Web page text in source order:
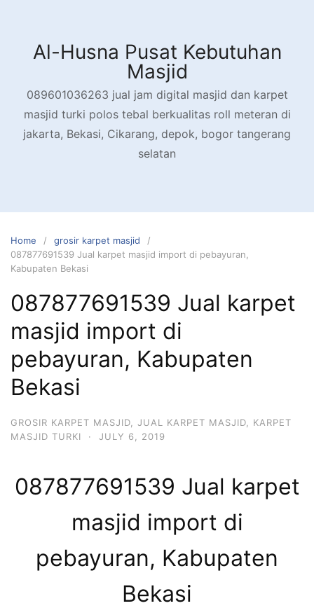
contentAl-Husna Pusat Kebutuhan
Masjid
089601036263 jual jam digital masjid dan karpet
masjid turki polos tebal berkualitas roll meteran di
jakarta, Bekasi, Cikarang, depok, bogor tangerang
selatan
Home
grosir karpet masjid
087877691539 Jual karpet masjid import di pebayuran,
Kabupaten Bekasi
087877691539 Jual karpet
masjid import di
pebayuran, Kabupaten
Bekasi
GROSIR KARPET MASJID JUAL KARPET MASJID
KARPET
MASJID TURKI
· JULY 6, 2019
087877691539 Jual karpet
masjid import di
pebayuran, Kabupaten
Bekasi